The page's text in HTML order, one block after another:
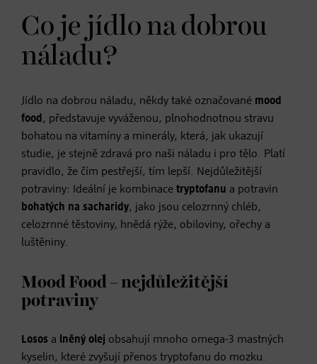
Co je jídlo na dobrou
náladu?
Jídlo na dobrou náladu, někdy také označované mood
food , představuje vyváženou, plnohodnotnou stravu
bohatou na vitamíny a minerály, která, jak ukazují
studie, je stejně zdravá pro naši náladu i pro tělo. Platí
pravidlo, že čím pestřejší, tím lepší. Nejdůležitější
potraviny: Ideální je kombinace tryptofanu a potravin
bohatých na sacharidy, jako jsou celozrnný chléb,
celozrnné těstoviny, hnědá rýže, obiloviny, ořechy a
luštěniny.
Mood Food – nejdůležitější
potraviny
Losos a lněný olej obsahují mnoho omega-3 mastných
kyselin, které zvyšují přenos tryptofanu do mozku.